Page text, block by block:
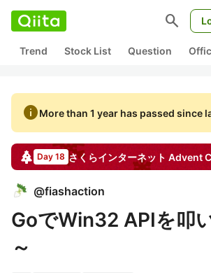
search
Trend Stock List Question
infoMore than 1 year has passed since
Day 18 さくらインターネット Advent
@fiashaction
GoでWin32 APIを叩
～